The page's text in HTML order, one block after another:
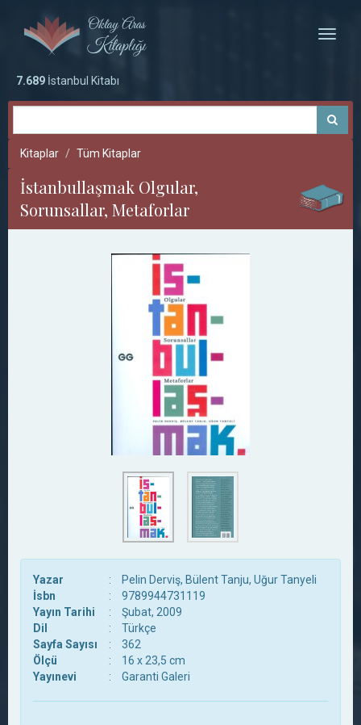
Toggle
7.689 İstanbul Kitabı
Kitaplar Tüm Kitaplar
İstanbullaşmak Olgular,
Sorunsallar, Metaforlar
Yazar :
Pelin Derviş, Bülent Tanju, Uğur Tanyeli
İsbn
:
9789944731119
Yayın Tarihi
:
Şubat, 2009
Dil
:
Türkçe
Sayfa Sayısı
:
362
Ölçü
:
16 x 23,5 cm
Yayınevi
: Garanti Galeri